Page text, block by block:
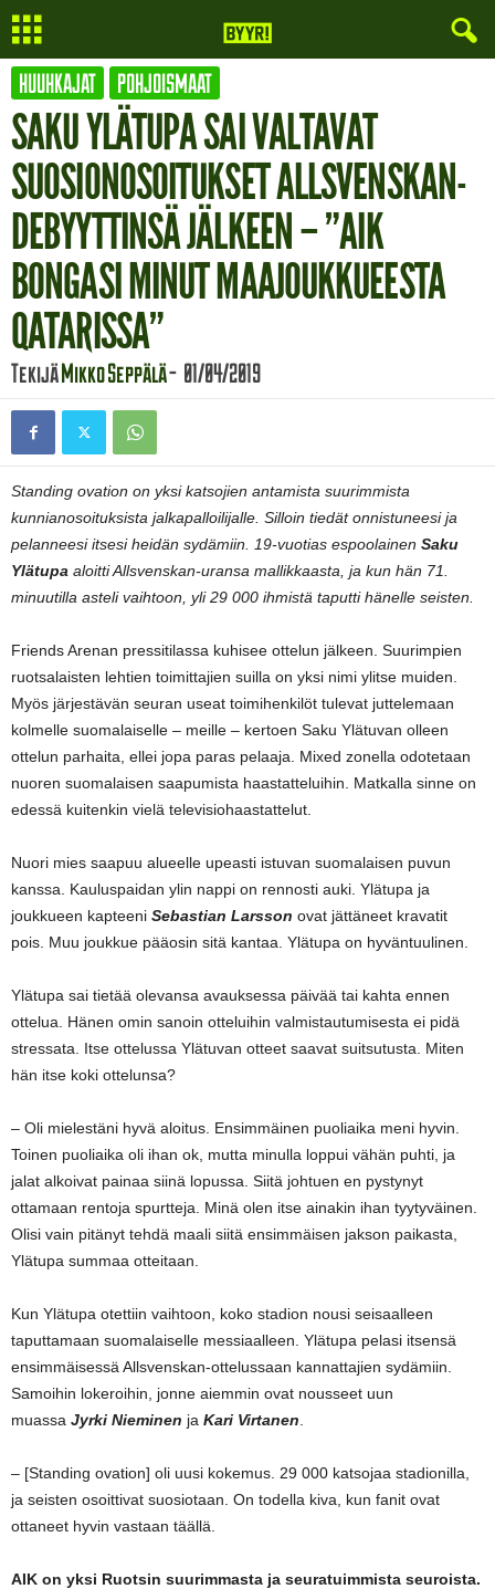
HUUHKAJAT POHJOISMAAT
SAKU YLÄTUPA SAI VALTAVAT
SUOSIONOSOITUKSET ALLSVENSKAN-
DEBYYTTINSÄ JÄLKEEN – ”AIK
BONGASI MINUT MAAJOUKKUEESTA
QATARISSA”
TekijäMikko Seppälä- 01/04/2019
Standing ovation on yksi katsojien antamista suurimmista
kunnianosoituksista jalkapalloilijalle. Silloin tiedät onnistuneesi ja
pelanneesi itsesi heidän sydämiin. 19-vuotias espoolainen Saku
Ylätupa aloitti Allsvenskan-uransa mallikkaasta, ja kun hän 71.
minuutilla asteli vaihtoon, yli 29 000 ihmistä taputti hänelle seisten.
Friends Arenan pressitilassa kuhisee ottelun jälkeen. Suurimpien
ruotsalaisten lehtien toimittajien suilla on yksi nimi ylitse muiden.
Myös järjestävän seuran useat toimihenkilöt tulevat juttelemaan
kolmelle suomalaiselle – meille – kertoen Saku Ylätuvan olleen
ottelun parhaita, ellei jopa paras pelaaja. Mixed zonella odotetaan
nuoren suomalaisen saapumista haastatteluihin. Matkalla sinne on
edessä kuitenkin vielä televisiohaastattelut.
Nuori mies saapuu alueelle upeasti istuvan suomalaisen puvun
kanssa. Kauluspaidan ylin nappi on rennosti auki. Ylätupa ja
joukkueen kapteeni Sebastian Larsson ovat jättäneet kravatit
pois. Muu joukkue pääosin sitä kantaa. Ylätupa on hyväntuulinen.
Ylätupa sai tietää olevansa avauksessa päivää tai kahta ennen
ottelua. Hänen omin sanoin otteluihin valmistautumisesta ei pidä
stressata. Itse ottelussa Ylätuvan otteet saavat suitsutusta. Miten
hän itse koki ottelunsa?
– Oli mielestäni hyvä aloitus. Ensimmäinen puoliaika meni hyvin.
Toinen puoliaika oli ihan ok, mutta minulla loppui vähän puhti, ja
jalat alkoivat painaa siinä lopussa. Siitä johtuen en pystynyt
ottamaan rentoja spurtteja. Minä olen itse ainakin ihan tyytyväinen.
Olisi vain pitänyt tehdä maali siitä ensimmäisen jakson paikasta,
Ylätupa summaa otteitaan.
Kun Ylätupa otettiin vaihtoon, koko stadion nousi seisaalleen
taputtamaan suomalaiselle messiaalleen. Ylätupa pelasi itsensä
ensimmäisessä Allsvenskan-ottelussaan kannattajien sydämiin.
Samoihin lokeroihin, jonne aiemmin ovat nousseet uun
muassa Jyrki Nieminen ja Kari Virtanen
– [Standing ovation] oli uusi kokemus. 29 000 katsojaa stadionilla,
ja seisten osoittivat suosiotaan. On todella kiva, kun fanit ovat
ottaneet hyvin vastaan täällä.
AIK on yksi Ruotsin suurimmasta ja seuratuimmista seuroista.